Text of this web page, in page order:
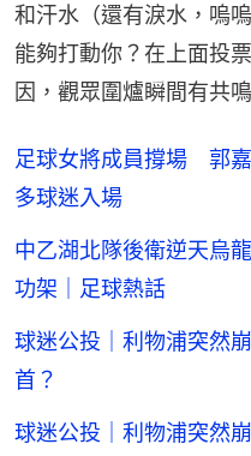
和汗水（還有淚水，嗚
能夠打動你？在上面投
因，觀眾圍爐瞬間有共鳴
足球女將成員撐場 郭
多球迷入場
中乙湖北隊後衛逆天烏
功架｜足球熱話
球迷公投｜利物浦突然
首？
球迷公投｜利物浦突然